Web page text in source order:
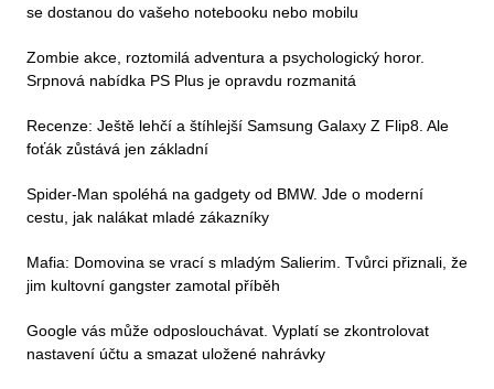
se dostanou do vašeho notebooku nebo mobilu
Zombie akce, roztomilá adventura a psychologický horor.
Srpnová nabídka PS Plus je opravdu rozmanitá
Recenze: Ještě lehčí a štíhlejší Samsung Galaxy Z Flip8. Ale
foťák zůstává jen základní
Spider-Man spoléhá na gadgety od BMW. Jde o moderní
cestu, jak nalákat mladé zákazníky
Mafia: Domovina se vrací s mladým Salierim. Tvůrci přiznali, že
jim kultovní gangster zamotal příběh
Google vás může odposlouchávat. Vyplatí se zkontrolovat
nastavení účtu a smazat uložené nahrávky